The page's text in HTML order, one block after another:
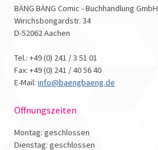
BÄNG BÄNG Comic - Buchhandlung GmbH
Wirichsbongardstr. 34
D-52062 Aachen
Tel.: +49 (0) 241 / 3 51 01
Fax: +49 (0) 241 / 40 56 40
E-Mail: info@baengbaeng.de
Öffnungszeiten
Montag: geschlossen
Dienstag: geschlossen